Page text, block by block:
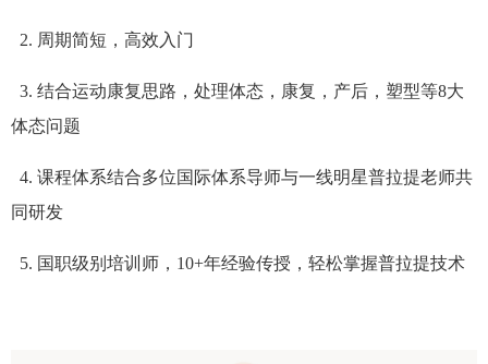
2. 周期简短，高效入门
3. 结合运动康复思路，处理体态，康复，产后，塑型等8大
体态问题
4. 课程体系结合多位国际体系导师与一线明星普拉提老师共
同研发
5. 国职级别培训师，10+年经验传授，轻松掌握普拉提技术